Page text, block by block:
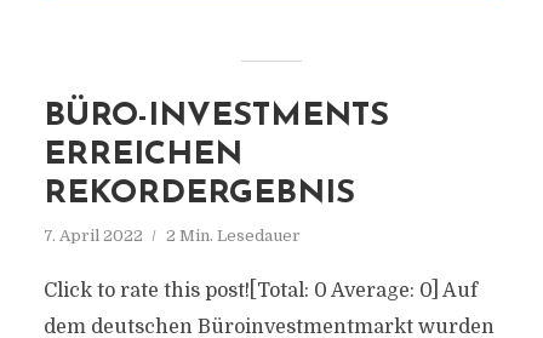
BÜRO-INVESTMENTS
ERREICHEN
REKORDERGEBNIS
7. April 2022 2 Min. Lesedauer
Click to rate this post![Total: 0 Average: 0] Auf
dem deutschen Büroinvestmentmarkt wurden